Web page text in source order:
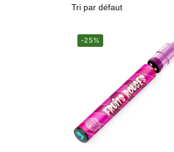
-25%